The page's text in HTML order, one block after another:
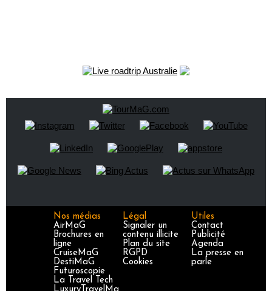
Nos médias
AirMaG
Brochures en
ligne
CruiseMaG
DestiMaG
Futuroscopie
La Travel Tech
Légal
Signaler un
contenu illicite
Plan du site
RGPD
Cookies
Utiles
Contact
Publicité
Agenda
La presse en
parle